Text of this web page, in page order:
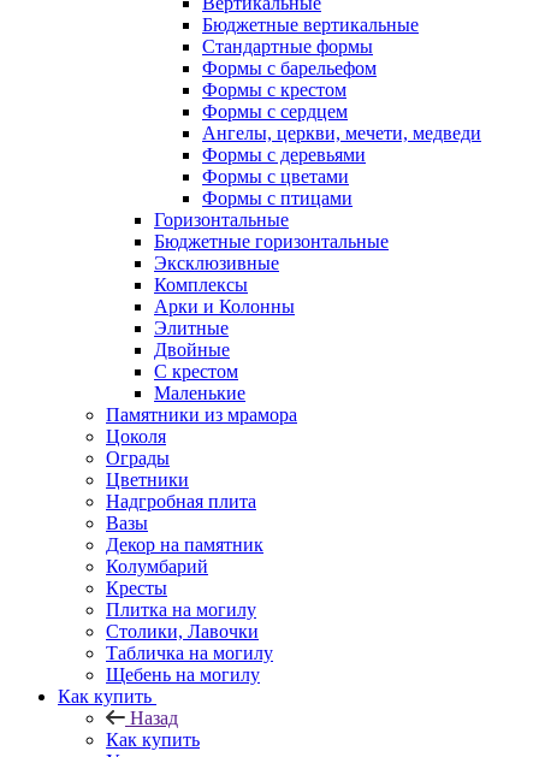
Бюджетные вертикальные
Стандартные формы
Формы с барельефом
Формы с крестом
Формы с сердцем
Ангелы, церкви, мечети, медведи
Формы с деревьями
Формы с цветами
Формы с птицами
Горизонтальные
Бюджетные горизонтальные
Эксклюзивные
Комплексы
Арки и Колонны
Элитные
Двойные
С крестом
Маленькие
Памятники из мрамора
Цоколя
Ограды
Цветники
Надгробная плита
Вазы
Декор на памятник
Колумбарий
Кресты
Плитка на могилу
Столики, Лавочки
Табличка на могилу
Щебень на могилу
Как купить
Назад
Как купить